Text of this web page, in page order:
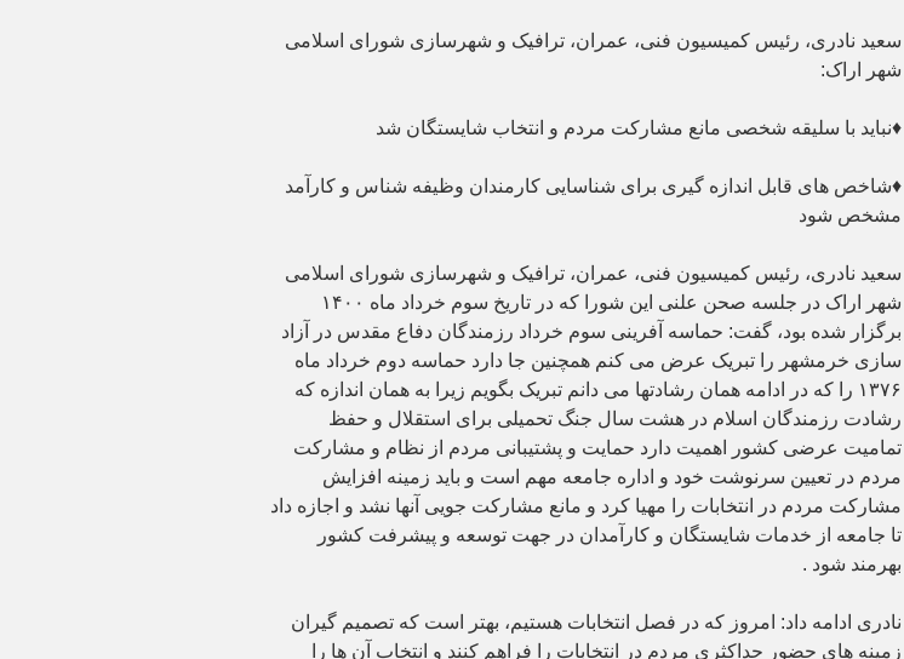
سعید نادری، رئیس کمیسیون فنی، عمران، ترافیک و شهرسازی شورای اسلامی
شهر اراک:
♦️نباید با سلیقه شخصی مانع مشارکت مردم و انتخاب شایستگان شد
♦️شاخص های قابل اندازه گیری برای شناسایی کارمندان وظیفه شناس و کارآمد
مشخص شود
سعید نادری، رئیس کمیسیون فنی، عمران، ترافیک و شهرسازی شورای اسلامی
شهر اراک در جلسه صحن علنی این شورا که در تاریخ سوم خرداد ماه ۱۴۰۰
برگزار شده بود، گفت: حماسه آفرینی سوم خرداد رزمندگان دفاع مقدس در آزاد
سازی خرمشهر را تبریک عرض می کنم همچنین جا دارد حماسه دوم خرداد ماه
۱۳۷۶ را که در ادامه همان رشادتها می دانم تبریک بگویم زیرا به همان اندازه که
رشادت رزمندگان اسلام در هشت سال جنگ تحمیلی برای استقلال و حفظ
تمامیت عرضی کشور اهمیت دارد حمایت و پشتیبانی مردم از نظام و مشارکت
مردم در تعیین سرنوشت خود و اداره جامعه مهم است و باید زمینه افزایش
مشارکت مردم در انتخابات را مهیا کرد و مانع مشارکت جویی آنها نشد و اجازه داد
تا جامعه از خدمات شایستگان و کارآمدان در جهت توسعه و پیشرفت کشور
بهرمند شود .
نادری ادامه داد: امروز که در فصل انتخابات هستیم، بهتر است که تصمیم گیران
زمینه های حضور حداکثری مردم در انتخابات را فراهم کنند و انتخاب آن ها را